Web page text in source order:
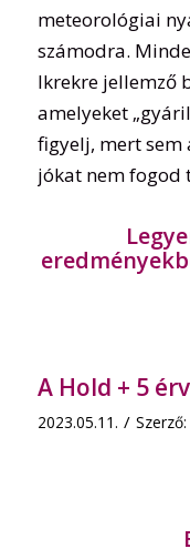
meteorológiai
számodra.
Ikrekre jellemző
amelyeket
figyelj, mert sem
jókat nem fogod
A Hold + 5
2023.05.11. / Szerző: